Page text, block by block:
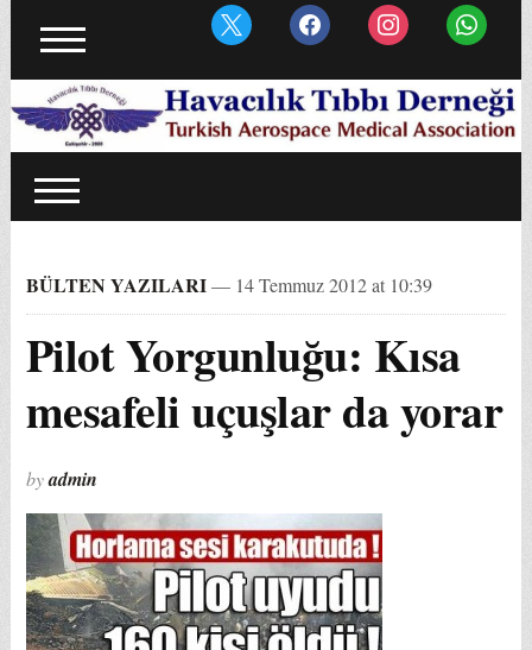
BÜLTEN YAZILARI— 14 Temmuz 2012 at 10:39
Pilot Yorgunluğu: Kısa
mesafeli uçuşlar da yorar
byadmin